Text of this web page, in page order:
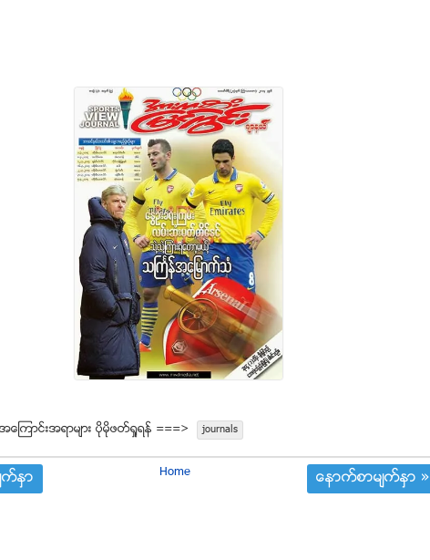
ကာင္းအရာမ်ား ပုိမုိဖတ္ရႈရန္ ===> journals
ႏွာ Home ေနာက္စာမ်က္ႏွာ »